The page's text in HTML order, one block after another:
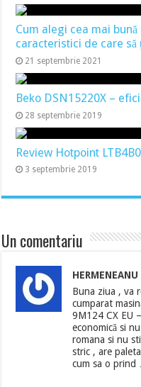
Cum alegi cea mai bună
caracteristici de care să
21 septembrie 2021
Beko DSN15220X –
28 septembrie 2019
Review Hotpoint
3 septembrie 2019
Un comentariu
Buna ziua , va
cumparat
9M124 CX EU
economică si
romana si nu
stric , are
cum sa o prind